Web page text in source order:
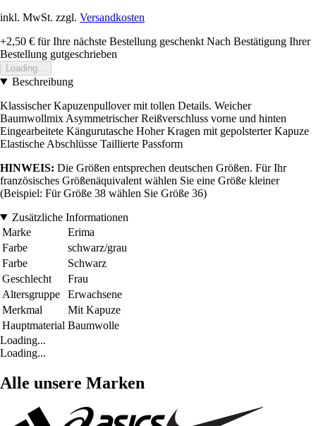
inkl. MwSt. zzgl. Versandkosten
+2,50 € für Ihre nächste Bestellung geschenkt Nach Bestätigung Ihrer
Bestellung gutgeschrieben
Loading...
Beschreibung
Klassischer Kapuzenpullover mit tollen Details. Weicher
Baumwollmix Asymmetrischer Reißverschluss vorne und hinten
Eingearbeitete Kängurutasche Hoher Kragen mit gepolsterter Kapuze
Elastische Abschlüsse Taillierte Passform
HINWEIS: Die Größen entsprechen deutschen Größen. Für Ihr
französisches Größenäquivalent wählen Sie eine Größe kleiner
(Beispiel: Für Größe 38 wählen Sie Größe 36)
Zusätzliche Informationen
Marke
Erima
Farbe
schwarz/grau
Farbe
Schwarz
Geschlecht
Frau
Altersgruppe
Erwachsene
Merkmal
Mit Kapuze
Hauptmaterial Baumwolle
Loading...
Loading...
Alle unsere Marken